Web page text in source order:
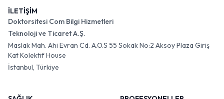
İLETİŞİM
Doktorsitesi Com Bilgi Hizmetleri
Teknoloji ve Ticaret A.Ş.
Maslak Mah. Ahi Evran Cd. A.O.S 55 Sokak No:2 Aksoy Plaza Giriş
Kat Kolektif House
İstanbul, Türkiye